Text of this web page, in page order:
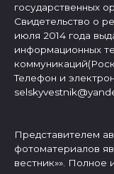
государственных
Свидетельство о
июля 2014 года
информационных
Телефон и
Представителем
фотоматериалов
вестник»». Полное